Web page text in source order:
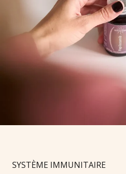
SYSTÈME IMMUNITAIRE